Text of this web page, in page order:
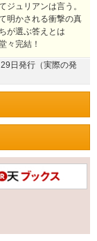
ュリアンは言う。
明かされる衝撃の真
が選ぶ答えとは
々完結！
日発行（実際の発